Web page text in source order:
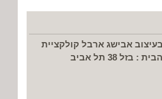
אבישג ארבל קולקציית
38 תל אביב